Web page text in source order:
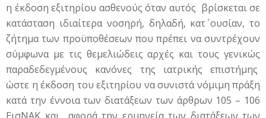
η έκδοση εξιτηρίου ασθενούς όταν αυτός βρίσκεται σε
κατάσταση ιδιαίτερα νοσηρή, δηλαδή, κατ΄ ουσίαν, το
ζήτημα των προϋποθέσεων που πρέπει να συντρέχουν
σύμφωνα με τις θεμελιώδεις αρχές και τους γενικώς
παραδεδεγμένους κανόνες της ιατρικής επιστήμης
ώστε η έκδοση του εξιτηρίου να συνιστά νόμιμη πράξη
κατά την έννοια των διατάξεων των άρθρων 105 – 106